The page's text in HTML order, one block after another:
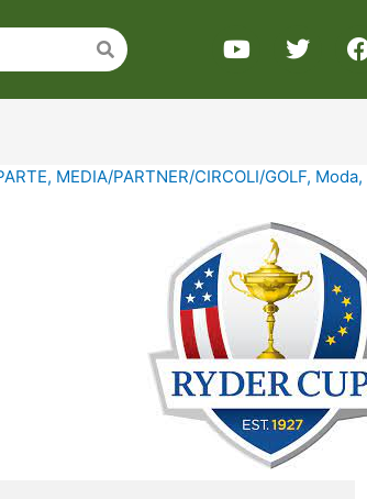
, MEDIA/PARTNER/CIRCOLI/GOLF, Moda,